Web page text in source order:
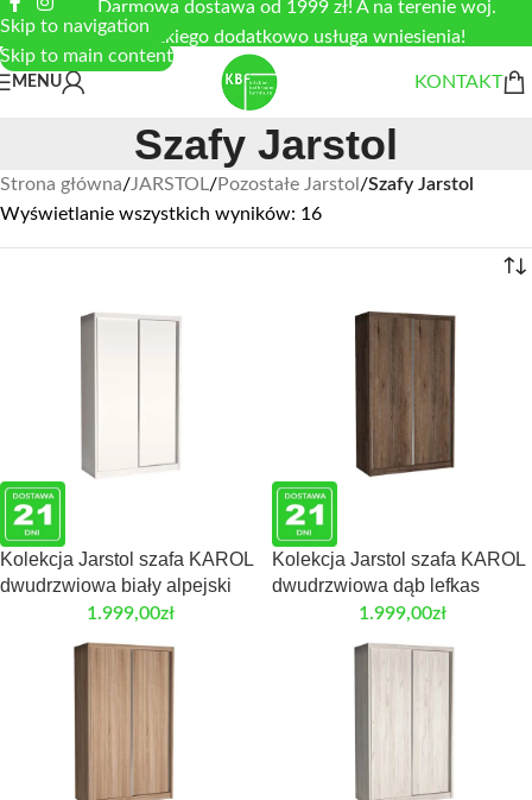
Skip to navigation
Skip to main content
Darmowa dostawa od 1999 zł! A na terenie woj.
łódzkiego dodatkowo usługa wniesienia!
MENU KONTAKT
Szafy Jarstol
Strona główna/JARSTOL/Pozostałe Jarstol /Szafy Jarstol
Wyświetlanie wszystkich wyników: 16
Kolekcja Jarstol szafa KAROL
dwudrzwiowa biały alpejski
1.999,00zł
Kolekcja Jarstol szafa KAROL
dwudrzwiowa dąb lefkas
1.999,00zł